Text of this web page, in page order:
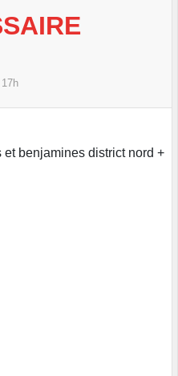
benjamines district nord +